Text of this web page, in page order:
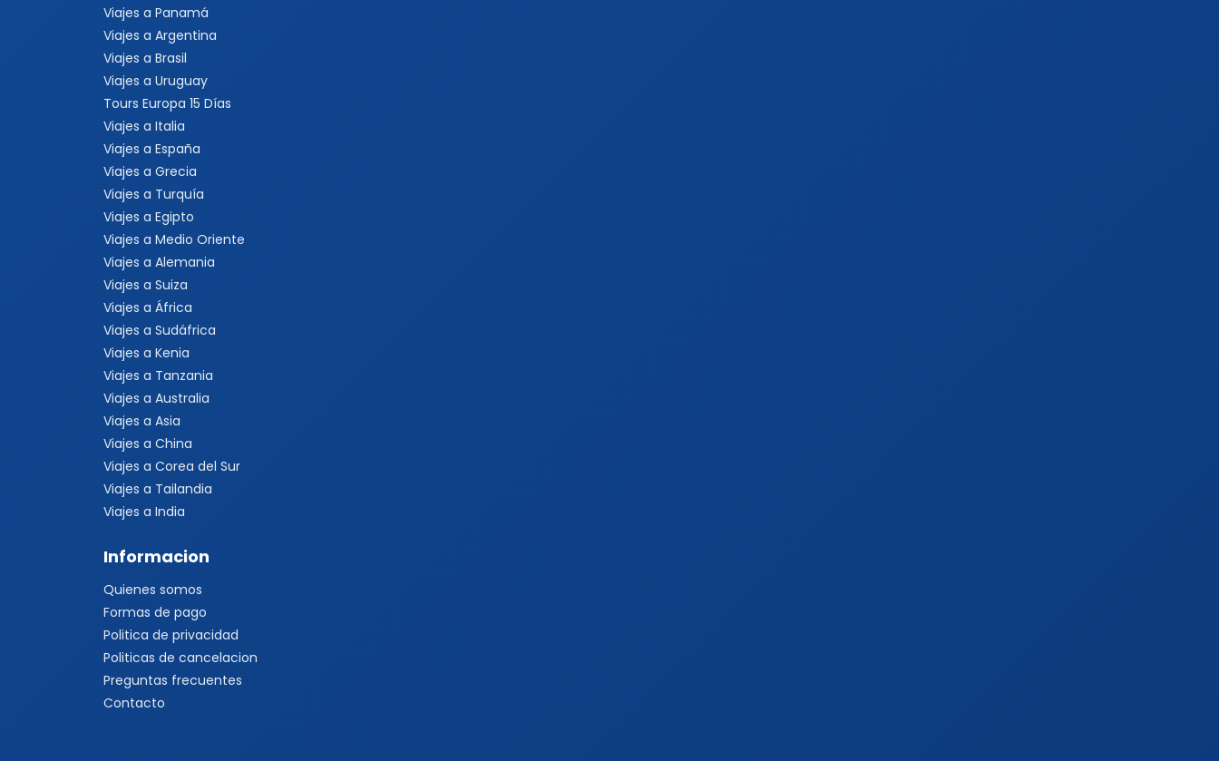
Viajes a Panamá
Viajes a Argentina
Viajes a Brasil
Viajes a Uruguay
Tours Europa 15 Días
Viajes a Italia
Viajes a España
Viajes a Grecia
Viajes a Turquía
Viajes a Egipto
Viajes a Medio Oriente
Viajes a Alemania
Viajes a Suiza
Viajes a África
Viajes a Sudáfrica
Viajes a Kenia
Viajes a Tanzania
Viajes a Australia
Viajes a Asia
Viajes a China
Viajes a Corea del Sur
Viajes a Tailandia
Viajes a India
Informacion
Quienes somos
Formas de pago
Politica de privacidad
Politicas de cancelacion
Preguntas frecuentes
Contacto